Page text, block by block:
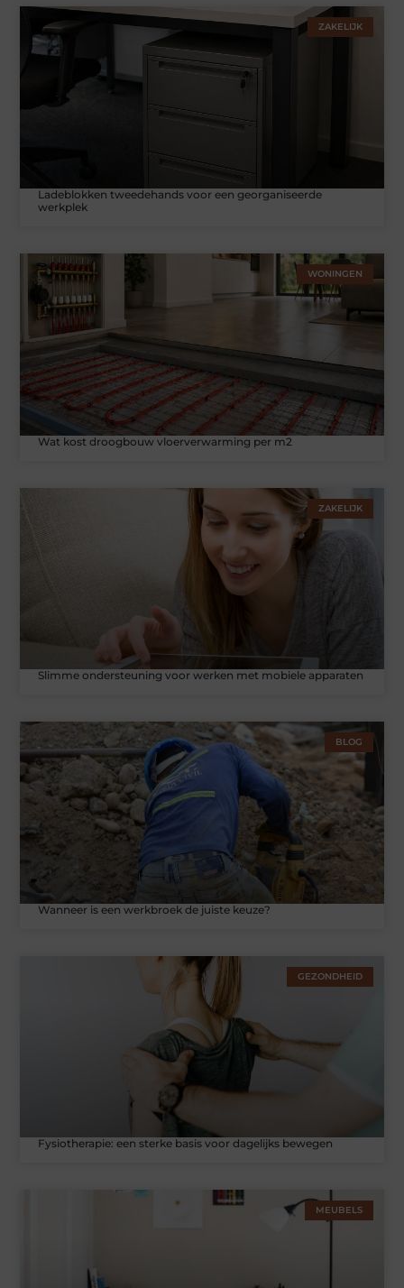
ZAKELIJK
Ladeblokken tweedehands voor een georganiseerde
werkplek
WONINGEN
Wat kost droogbouw vloerverwarming per m2
ZAKELIJK
Slimme ondersteuning voor werken met mobiele apparaten
BLOG
Wanneer is een werkbroek de juiste keuze?
GEZONDHEID
Fysiotherapie: een sterke basis voor dagelijks bewegen
MEUBELS